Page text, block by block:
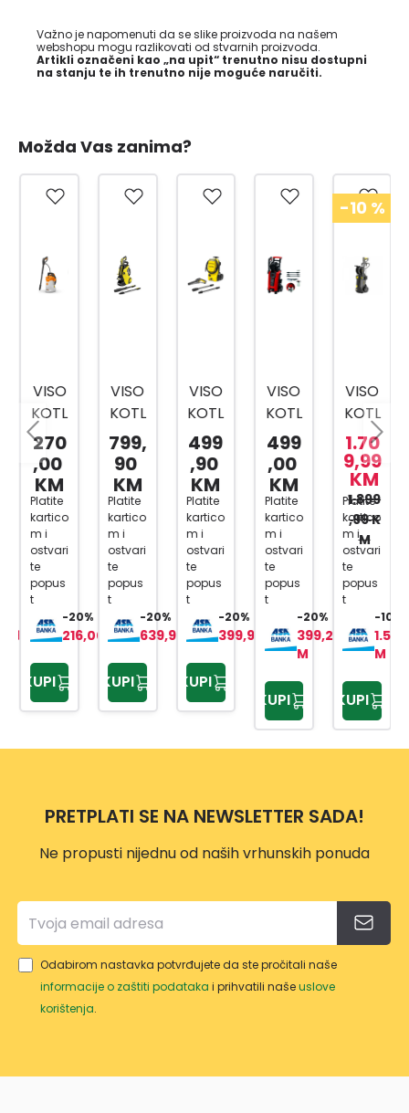
Važno je napomenuti da se slike proizvoda na našem
webshopu mogu razlikovati od stvarnih proizvoda.
Artikli označeni kao „na upit“ trenutno nisu dostupni
na stanju te ih trenutno nije moguće naručiti.
Možda Vas zanima?
K
VISO
KOTL
AČNI
PERA
Č RE
80 X
270
,00
KM
Platite
kartico
m i
ostvari
te
popus
t
-20%
216,00 KM
KUPI
VISO
KOTL
AČNI
PERA
Č K5
POW
ER
799,
90
KM
Platite
kartico
m i
ostvari
te
popus
t
-20%
639,92 KM
KUPI
VISO
KOTL
AČNI
PERA
Č K4
CLAS
SIC
(1304
620)
499
,90
KM
Platite
kartico
m i
ostvari
te
popus
t
-20%
399,92 KM
KUPI
VISO
KOTL
AČNI
PERA
Č
TE-
HP
170
499
,00
KM
Platite
kartico
m i
ostvari
te
popus
t
-20%
399,20 K
M
KUPI
-10 %
VISO
KOTL
AČNI
PERA
Č HD
5/15
CX
PLUS
1.70
9,99
KM
1.899
,99 K
M
Platite
kartico
m i
ostvari
te
popus
t
-10%
M
KUPI
PRETPLATI SE NA NEWSLETTER SADA!
Ne propusti nijednu od naših vrhunskih ponuda
Odabirom nastavka potvrđujete da ste pročitali naše
informacije o zaštiti podataka i prihvatili našeuslove
korištenja.